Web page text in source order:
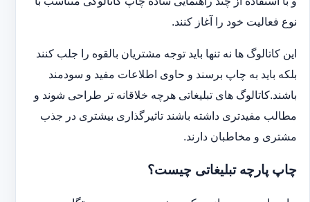
نوع فعالیت خود را آغاز کنند.
این کاتالوگ ها نه تنها باید توجه مشتریان بالقوه را جلب کنند
بلکه باید به چاپ برسند و حاوی اطلاعات مفید و سودمند
باشند.کاتالوگ های تبلیغاتی هرچه خلاقانه تر طراحی شوند و
مطالب مفیدتری داشته باشند تاثیرگذاری بیشتری در جذب
مشتری و مخاطبان دارند.
چاپ پارچه تبلیغاتی چیست؟